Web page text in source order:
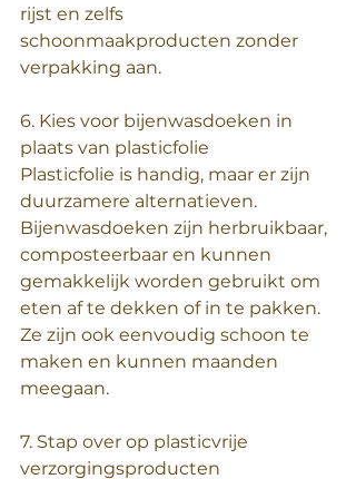
rijst en zelfs
schoonmaakproducten zonder
verpakking aan.
6. Kies voor bijenwasdoeken in
plaats van plasticfolie
Plasticfolie is handig, maar er zijn
duurzamere alternatieven.
Bijenwasdoeken zijn herbruikbaar,
composteerbaar en kunnen
gemakkelijk worden gebruikt om
eten af te dekken of in te pakken.
Ze zijn ook eenvoudig schoon te
maken en kunnen maanden
meegaan.
7. Stap over op plasticvrije
verzorgingsproducten